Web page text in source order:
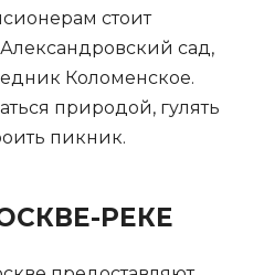
стоит
сад,
Коломенское.
природой, гулять
пикник.
РЕКЕ